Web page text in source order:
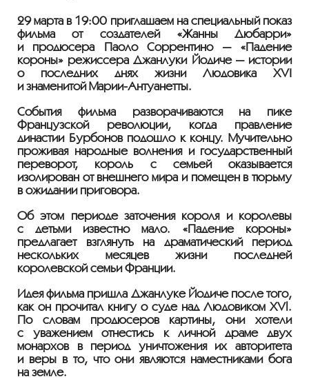
29 марта в 19:00 приглашаем на специальный показ
фильма от создателей «Жанны Дюбарри»
и продюсера Паоло Соррентино — «Падение
короны» режиссера Джанлуки Йодиче — истории
о последних днях жизни Людовика XVI
и знаменитойМарии-Антуанетты.
События фильма разворачиваются на пике
Французской революции, когда правление
династии Бурбонов подошло к концу. Мучительно
проживая народные волнения и государственный
переворот, король с семьей оказывается
изолирован от внешнего мира и помещен в тюрьму
в ожидании приговора.
Об этом периоде заточения короля и королевы
с детьми известно мало. «Падение короны»
предлагает взглянуть на драматический период
нескольких месяцев жизни последней
королевской семьи Франции.
Идея фильма пришла Джанлуке Йодиче после того,
как он прочитал книгу о суде над Людовиком XVl.
По словам продюсеров картины, они хотели
с уважением отнестись к личной драме двух
монархов в период уничтожения их авторитета
и веры в то, что они являются наместниками бога
на земле.